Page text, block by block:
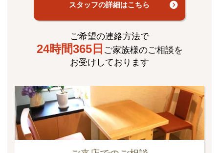
スタッフの詳細はこちら
ご希望の連絡方法で
24時間365日 ご家族様のご相談を
お受けしております